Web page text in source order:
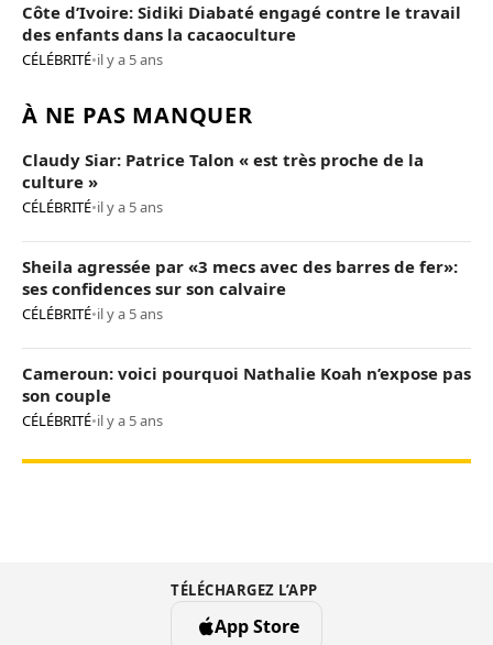
Côte d’Ivoire: Sidiki Diabaté engagé contre le travail
des enfants dans la cacaoculture
CÉLÉBRITÉ•il y a 5 ans
À NE PAS MANQUER
Claudy Siar: Patrice Talon « est très proche de la
culture »
CÉLÉBRITÉ•il y a 5 ans
Sheila agressée par «3 mecs avec des barres de fer»:
ses confidences sur son calvaire
CÉLÉBRITÉ•il y a 5 ans
Cameroun: voici pourquoi Nathalie Koah n’expose pas
son couple
CÉLÉBRITÉ•il y a 5 ans
TÉLÉCHARGEZ L’APP
App Store